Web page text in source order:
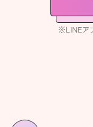
※LINEア